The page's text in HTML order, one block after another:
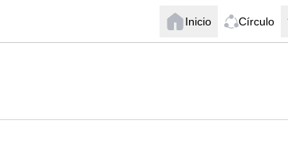
Inicio Círculo